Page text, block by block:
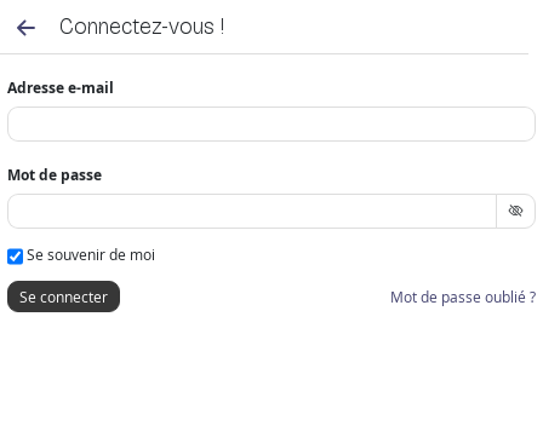
Connectez-vous !
Adresse e-mail
Mot de passe
Se souvenir de moi
Se connecter Mot de passe oublié ?